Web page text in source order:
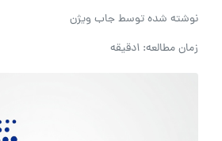
نوشته شده توسطجاب ویژن
زمان مطالعه: 1دقیقه